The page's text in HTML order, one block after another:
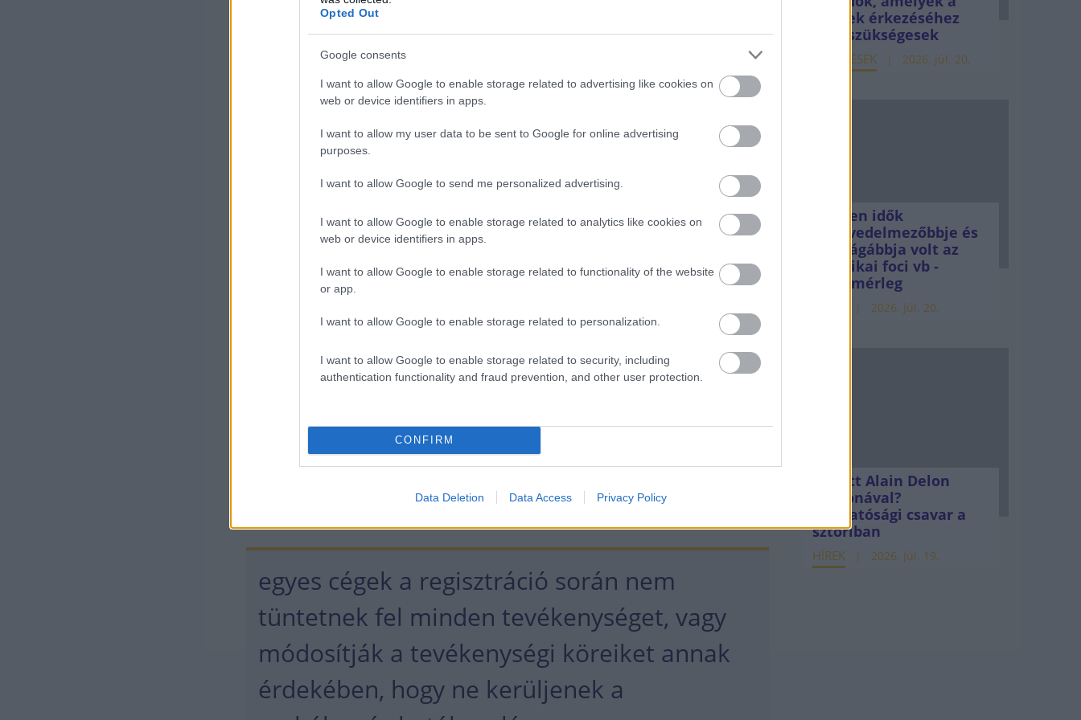
Opted Out
Google consents
I want to allow Google to enable storage related to advertising like cookies on
web or device identifiers in apps.
I want to allow my user data to be sent to Google for online advertising
purposes.
I want to allow Google to send me personalized advertising.
I want to allow Google to enable storage related to analytics like cookies on
web or device identifiers in apps.
I want to allow Google to enable storage related to functionality of the website
or app.
I want to allow Google to enable storage related to personalization.
I want to allow Google to enable storage related to security, including
authentication functionality and fraud prevention, and other user protection.
CONFIRM
Data Deletion Data Access Privacy Policy
hiányzik a katasztrófahelyzeti felkészülés,
Szintén gyakori probléma a nem megfelelő jelszókezelés, illetve az, hogy
bizonyos biztonsági területeknek nincs kijelölt felelőse.
A vállalatok inkább kötelező megfelelési feladatként vagy stratégiai
lehetőségként tekintenek a NIS2 magyar átültetését megvalósító
kiberbiztonsági törvényre?
A többség próbál megfelelni, és sok ügyfél valóban komolyan veszi a
követelményeket. Ugyanakkor még mindig jelentős azoknak a cégeknek
egyes cégek a regisztráció során nem
tüntetnek fel minden tevékenységet, vagy
módosítják a tevékenységi köreiket annak
érdekében, hogy ne kerüljenek a
pénzek érkezéséhez
még szükségesek
ELEMZÉSEK 2026. júl. 20.
Minden idők
legjövedelmezőbbje és
legdrágábbja volt az
amerikai foci vb -
gyorsmérleg
2026. júl. 20.
Mi lett Alain Delon
vagyonával?
Adóhatósági csavar a
sztoriban
HÍREK 2026. júl. 19.